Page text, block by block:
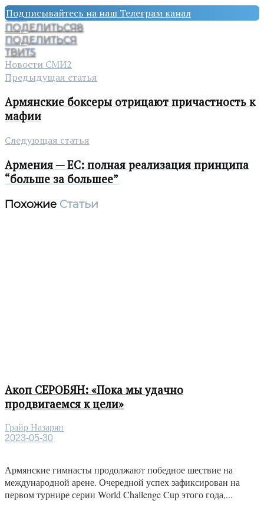
Подписывайтесь на наш Телеграм канал
ПОДЕЛИТЬСЯ8
ПОДЕЛИТЬСЯ
ТВИТ5
Новости СМИ2
Предыдущая статья
Армянские боксеры отрицают причастность к
мафии
Следующая статья
Армения — ЕС: полная реализация принципа
“больше за большее”
Похожие Статьи
Акоп СЕРОБЯН: «Пока мы удачно
продвигаемся к цели»
Грайр Назарян
2023-05-30
Армянские гимнасты продолжают победное шествие на
международной арене. Очередной успех зафиксирован на
первом турнире серии World Challenge Cup этого года,...